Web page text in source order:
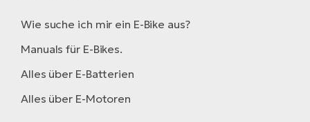
Wie suche ich mir ein E-Bike aus?
Manuals für E-Bikes.
Alles über E-Batterien
Alles über E-Motoren